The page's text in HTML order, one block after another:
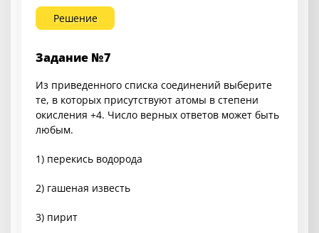
Решение
Задание №7
Из приведенного списка соединений выберите
те, в которых присутствуют атомы в степени
окисления +4. Число верных ответов может быть
любым.
1) перекись водорода
2) гашеная известь
3) пирит